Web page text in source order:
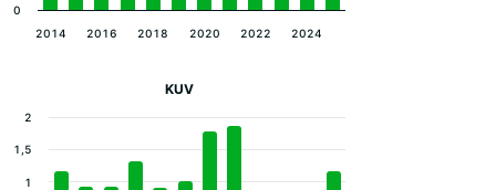
2014 2016 2018 2020 2022 2024
0
KUV
1
1,5
2